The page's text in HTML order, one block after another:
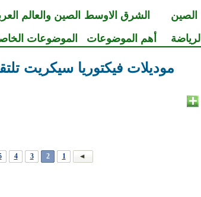
الصين الشرق الاوسط الصين والعالم
الرياضة أهم الموضوعات الموضوعات
موديلات فيكتوريا سيكريت
1
2
3
4